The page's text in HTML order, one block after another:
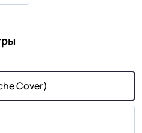
Cover)